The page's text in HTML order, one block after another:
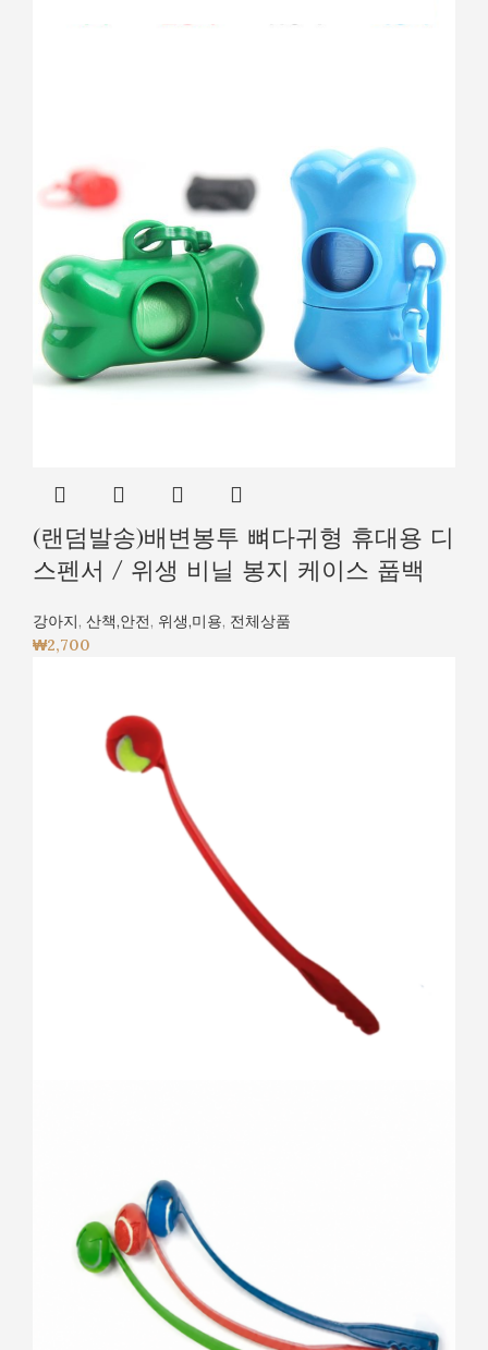
(랜덤발송)배변봉투 뼈다귀형 휴대용 디
스펜서 / 위생 비닐 봉지 케이스 풉백
강아지, 산책,안전, 위생,미용, 전체상품
₩2,700